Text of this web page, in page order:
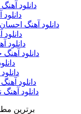
دانلود
دانلود آهنگ
دانلود آهنگ
دانلود
دانلود
برترین